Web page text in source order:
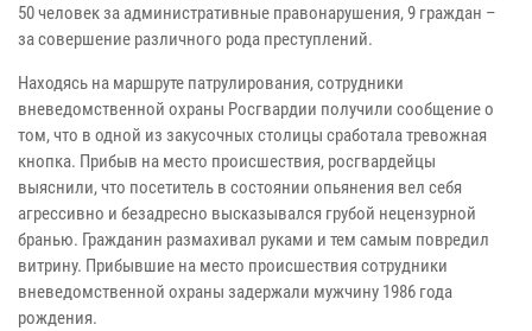
50 человек за административные правонарушения, 9 граждан –
за совершение различного рода преступлений.
Находясь на маршруте патрулирования, сотрудники
вневедомственной охраны Росгвардии получили сообщение о
том, что в одной из закусочных столицы сработала тревожная
кнопка. Прибыв на место происшествия, росгвардейцы
выяснили, что посетитель в состоянии опьянения вел себя
агрессивно и безадресно высказывался грубой нецензурной
бранью. Гражданин размахивал руками и тем самым повредил
витрину. Прибывшие на место происшествия сотрудники
вневедомственной охраны задержали мужчину 1986 года
рождения.